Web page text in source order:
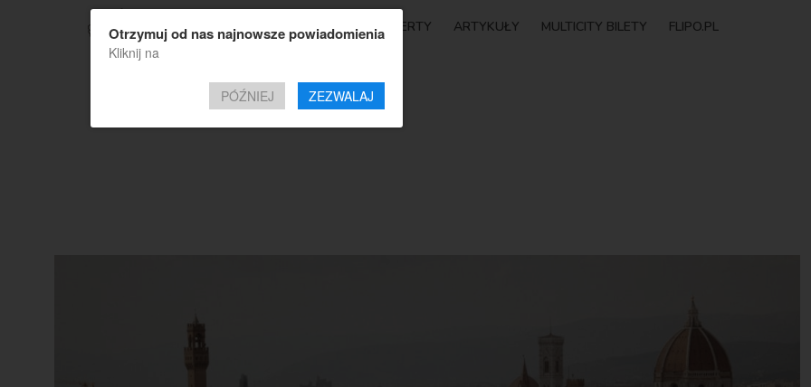
TOP OFERTY ARTYKUŁY MULTICITY BILETY FLIPO.PL
Otrzymuj od nas najnowsze powiadomienia
Kliknij na
PÓŹNIEJ ZEZWALAJ